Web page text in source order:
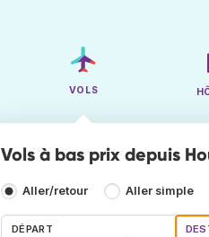
VOLS
Vols à bas prix depuis
Aller/retour Aller simple
DÉPART